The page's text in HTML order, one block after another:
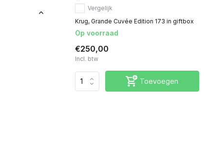
Vergelijk
Krug, Grande Cuvée Edition 173 in giftbox
Op voorraad
€250,00
Incl. btw
Toevoegen